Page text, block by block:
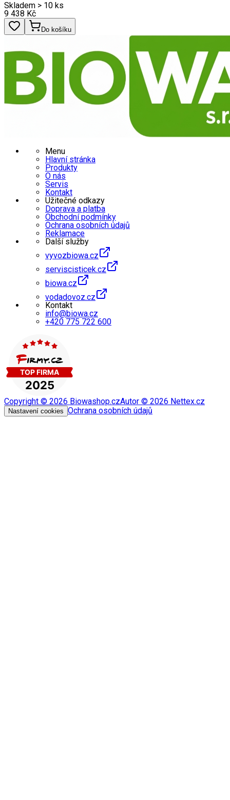
Skladem > 10 ks
9 438 Kč
Do košíku
Menu
Hlavní stránka
Produkty
O nás
Servis
Kontakt
Užitečné odkazy
Doprava a platba
Obchodní podmínky
Ochrana osobních údajů
Reklamace
Další služby
vyvozbiowa.cz
serviscisticek.cz
biowa.cz
vodadovoz.cz
Kontakt
info@biowa.cz
+420 775 722 600
Copyright © 2026 Biowashop.czAutor © 2026 Nettex.cz
Nastavení cookies Ochrana osobních údajů